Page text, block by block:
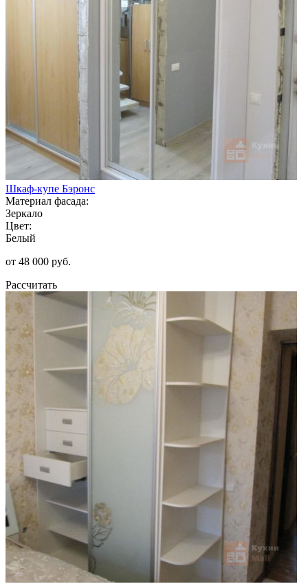
Шкаф-купе Бэронс
Материал фасада:
Зеркало
Цвет:
Белый
от 48 000 руб.
Рассчитать